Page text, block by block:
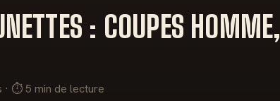
: COUPES HOMME,
· ⏱ 5 min de lecture